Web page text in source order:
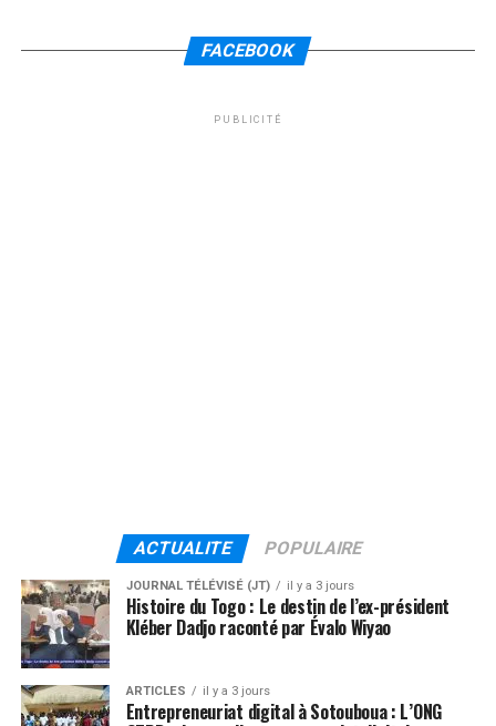
FACEBOOK
PUBLICITÉ
ACTUALITE POPULAIRE
JOURNAL TÉLÉVISÉ (JT) il y a 3 jours
Histoire du Togo : Le destin de l’ex-président
Kléber Dadjo raconté par Évalo Wiyao
ARTICLES il y a 3 jours
Entrepreneuriat digital à Sotouboua : L’ONG